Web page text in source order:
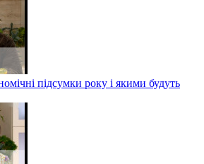
підсумки року і якими будуть